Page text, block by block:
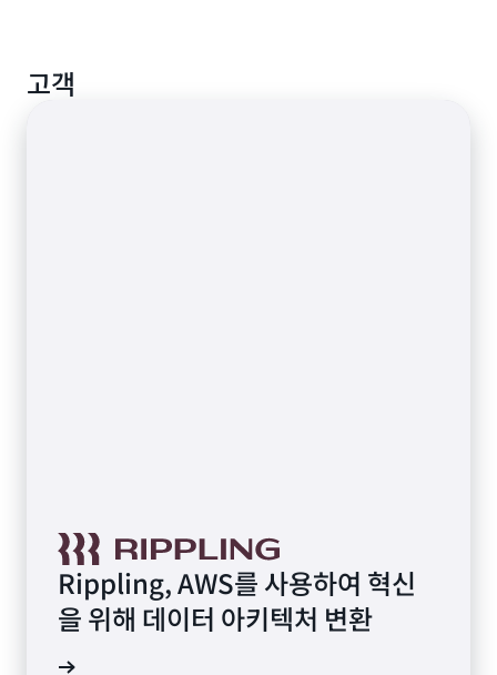
틱 AI 등 다양한 사용 사례를 현실화하세요.
고객
Rippling, AWS를 사용하여 혁신
을 위해 데이터 아키텍처 변환